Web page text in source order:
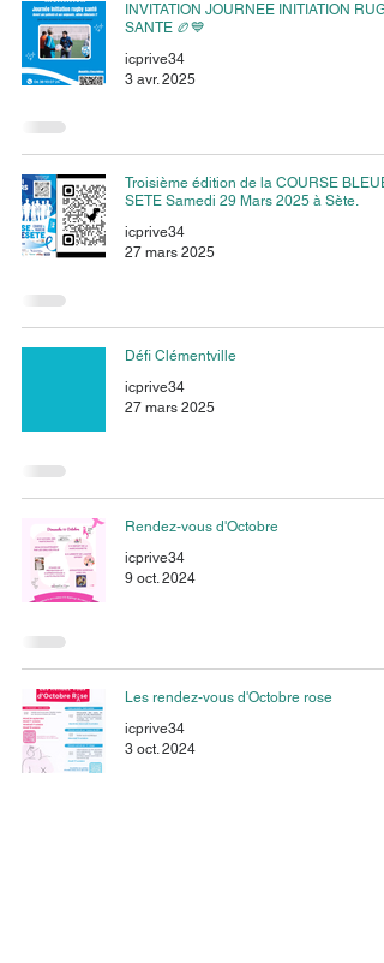
INVITATION JOURNEE INITIATION
SANTE 🏉💙
icprive34
3 avr. 2025
Troisième édition de la COURSE BLEUE
SETE Samedi 29 Mars 2025 à Sète.
icprive34
27 mars 2025
Défi Clémentville
icprive34
27 mars 2025
Rendez-vous d'Octobre
icprive34
9 oct. 2024
Les rendez-vous d'Octobre rose
icprive34
3 oct. 2024